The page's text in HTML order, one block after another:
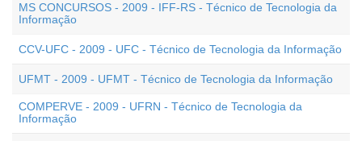
MS CONCURSOS - 2009 - IFF-RS - Técnico de Tecnologia da
Informação
CCV-UFC - 2009 - UFC - Técnico de Tecnologia da Informação
UFMT - 2009 - UFMT - Técnico de Tecnologia da Informação
COMPERVE - 2009 - UFRN - Técnico de Tecnologia da
Informação